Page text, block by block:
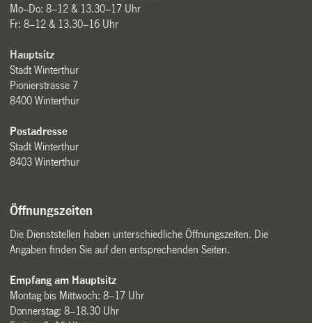
Mo–Do: 8–12 & 13.30–17 Uhr
Fr: 8–12 & 13.30–16 Uhr
Hauptsitz
Stadt Winterthur
Pionierstrasse 7
8400 Winterthur
Postadresse
Stadt Winterthur
8403 Winterthur
Öffnungszeiten
Die Dienststellen haben unterschiedliche Öffnungszeiten. Die
Angaben finden Sie auf den entsprechenden Seiten.
Empfang am Hauptsitz
Montag bis Mittwoch: 8–17 Uhr
Donnerstag: 8–18.30 Uhr